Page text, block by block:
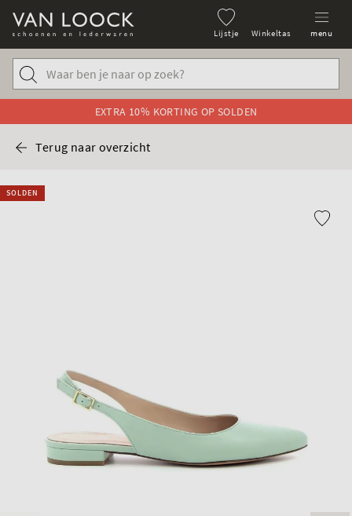
Lijstje Winkeltas menu
EXTRA 10% KORTING OP SOLDEN
Terug naar overzicht
SOLDEN